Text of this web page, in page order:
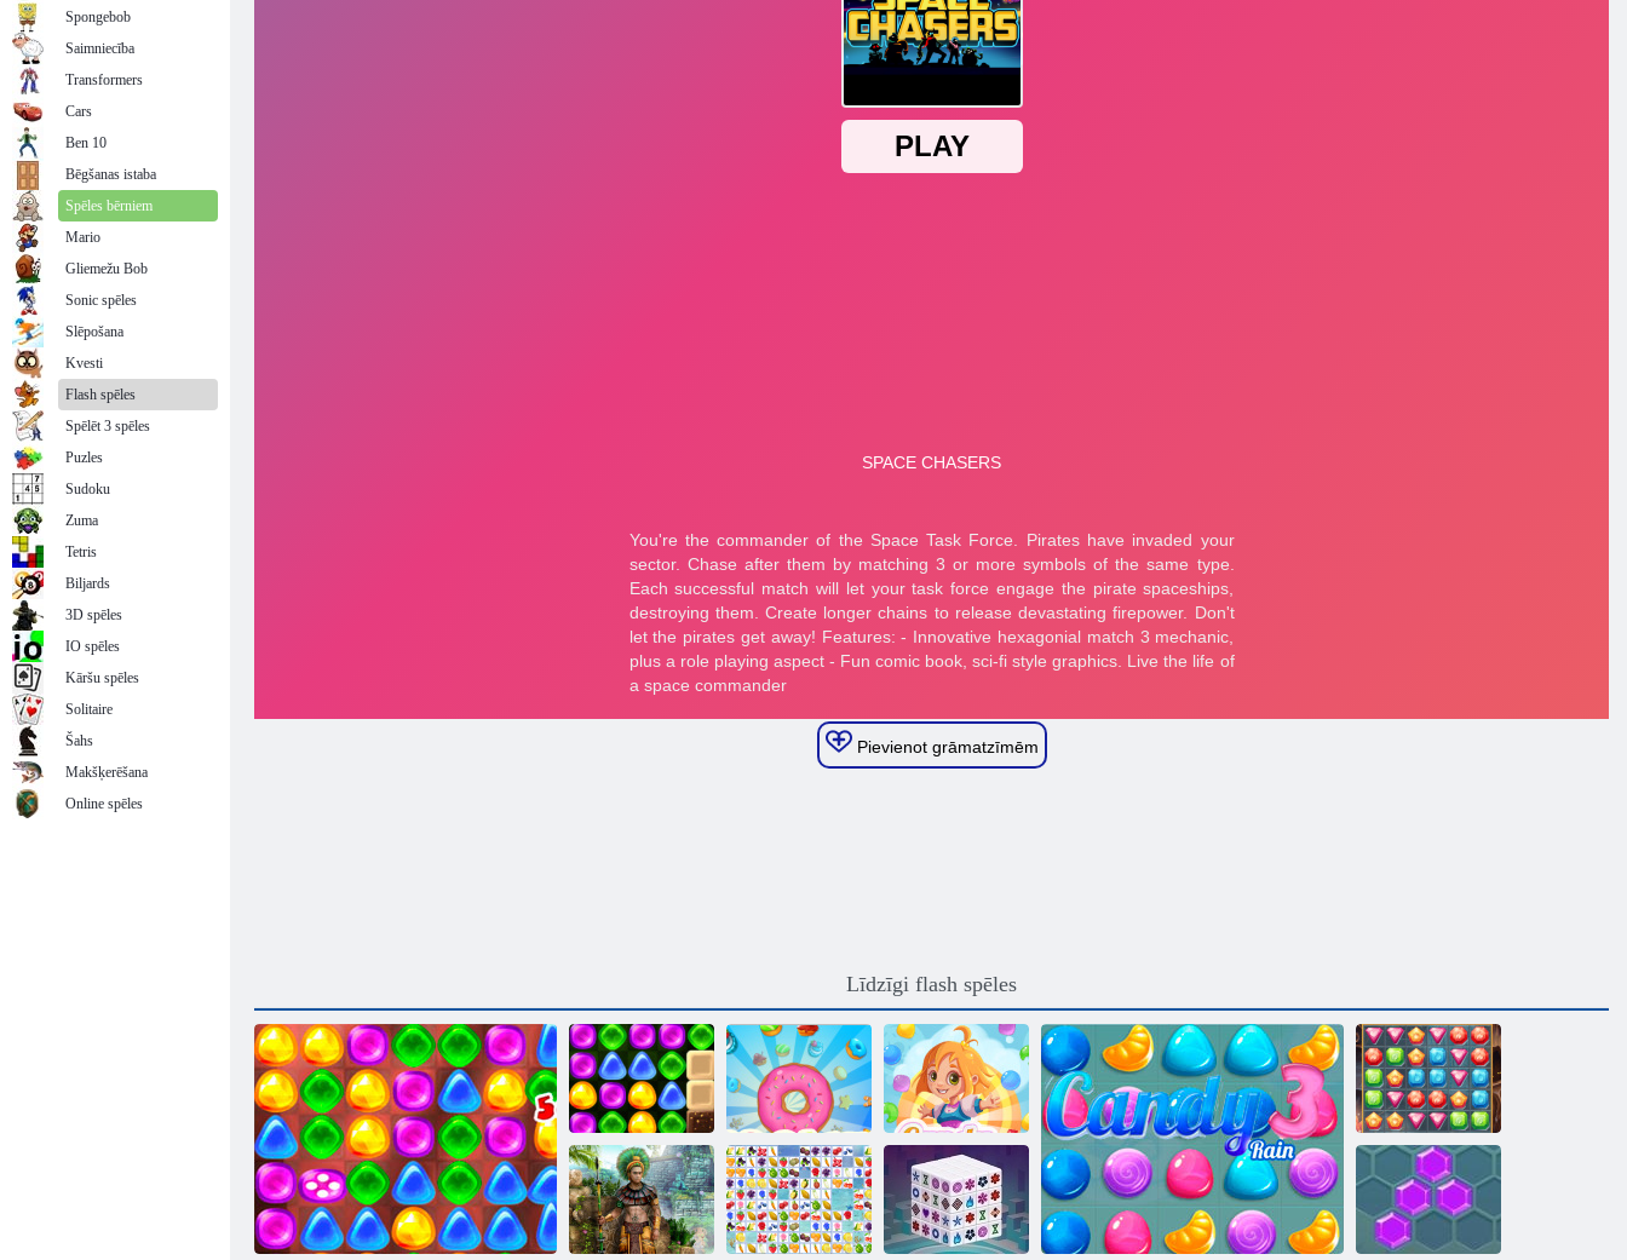
Pievienot grāmatzīmēm
Līdzīgi flash spēles
Atpakaļ uz
Candyland 4:
Lollipop Garden
Sīkdatnes
simpātija
Candy Rain 4
Dārgumu
medības
Spongebob
Saimniecība
Transformers
Cars
Ben 10
Bēgšanas istaba
Spēles bērniem
Mario
Gliemežu Bob
Sonic spēles
Slēpošana
Kvesti
Flash spēles
Spēlēt 3 spēles
Puzles
Sudoku
Zuma
Tetris
Biljards
3D spēles
IO spēles
Kāršu spēles
Solitaire
Šahs
Makšķerēšana
Online spēles